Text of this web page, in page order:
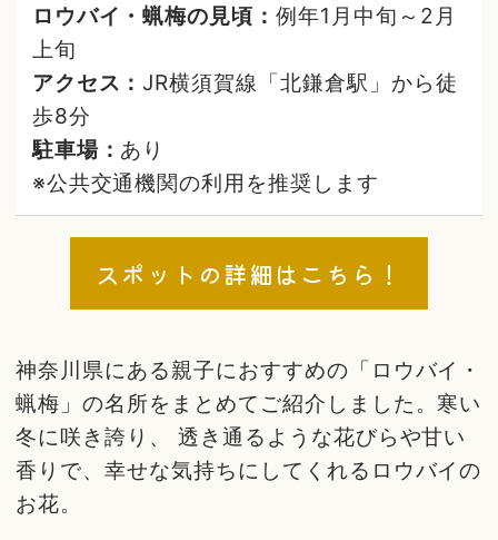
ロウバイ・蝋梅の見頃：例年1月中旬～2月
上旬
アクセス： JR横須賀線「北鎌倉駅」から徒
歩8分
駐車場： あり
※公共交通機関の利用を推奨します
スポットの詳細はこちら！
神奈川県にある親子におすすめの「ロウバイ・
蝋梅」の名所をまとめてご紹介しました。寒い
冬に咲き誇り、 透き通るような花びらや甘い
香りで、幸せな気持ちにしてくれるロウバイの
お花。